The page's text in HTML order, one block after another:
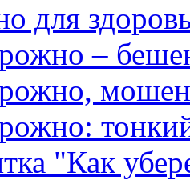
для
–
"Как